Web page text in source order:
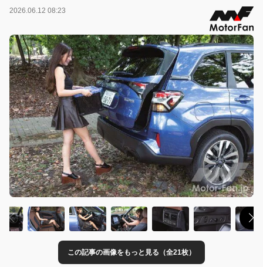
2026.06.12 08:23
この記事の画像をもっと見る（全21枚）